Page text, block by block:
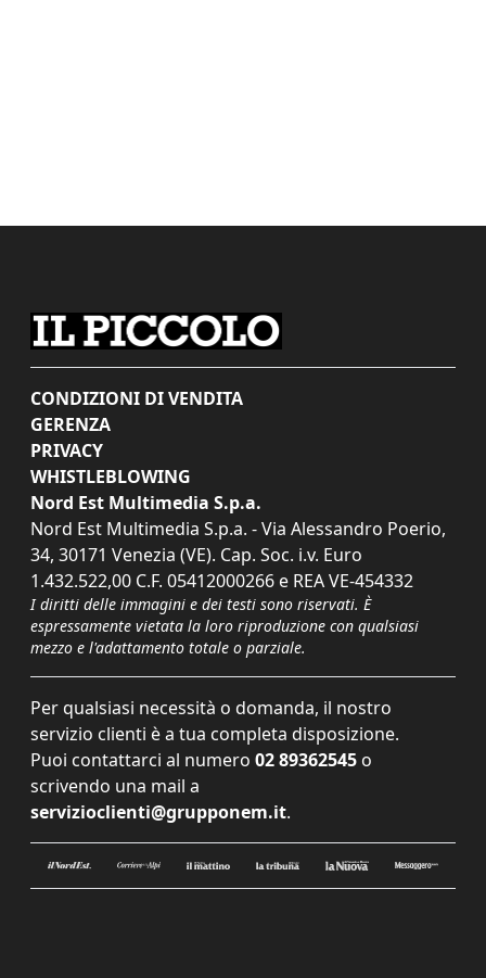
CONDIZIONI DI VENDITA
GERENZA
PRIVACY
WHISTLEBLOWING
Nord Est Multimedia S.p.a.
Nord Est Multimedia S.p.a. - Via Alessandro Poerio,
34, 30171 Venezia (VE). Cap. Soc. i.v. Euro
1.432.522,00 C.F. 05412000266 e REA VE-454332
I diritti delle immagini e dei testi sono riservati. È
espressamente vietata la loro riproduzione con qualsiasi
mezzo e l'adattamento totale o parziale.
Per qualsiasi necessità o domanda, il nostro
servizio clienti è a tua completa disposizione.
Puoi contattarci al numero 02 89362545 o
scrivendo una mail a
servizioclienti@grupponem.it.